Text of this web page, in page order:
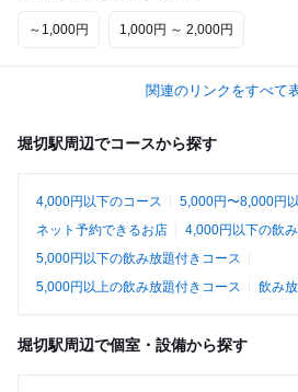
～1,000円 1,000円 ～ 2,000円
関連のリンクをすべて
堀切駅周辺でコースから探す
4,000円以下のコース
5,000円〜8,000円
ネット予約できるお店
4,000円以下の飲
5,000円以下の飲み放題付きコース
5,000円以上の飲み放題付きコース
飲み
堀切駅周辺で個室・設備から探す